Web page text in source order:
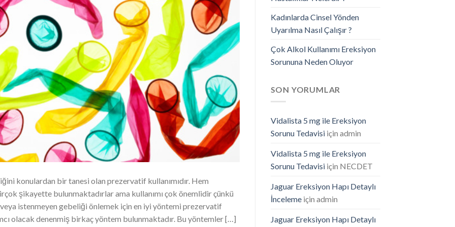
konulardan bir tanesi olan prezervatif kullanımıdır. Hem
şikayette bulunmaktadırlar ama kullanımı çok önemlidir çünkü
istenmeyen gebeliği önlemek için en iyi yöntemi prezervatif
olacak denenmiş birkaç yöntem bulunmaktadır. Bu yöntemler […]
Kadınlarda Cinsel Yönden
Uyarılma Nasıl Çalışır ?
Çok Alkol Kullanımı Ereksiyon
Sorununa Neden Oluyor
SON YORUMLAR
Vidalista 5 mg ile Ereksiyon
Sorunu Tedavisiiçin admin
Vidalista 5 mg ile Ereksiyon
Sorunu Tedavisiiçin NECDET
Jaguar Ereksiyon Hapı Detaylı
İncelemeiçin admin
Jaguar Ereksiyon Hapı Detaylı